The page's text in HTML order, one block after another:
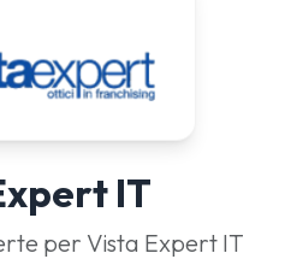
IT
per Vista Expert IT